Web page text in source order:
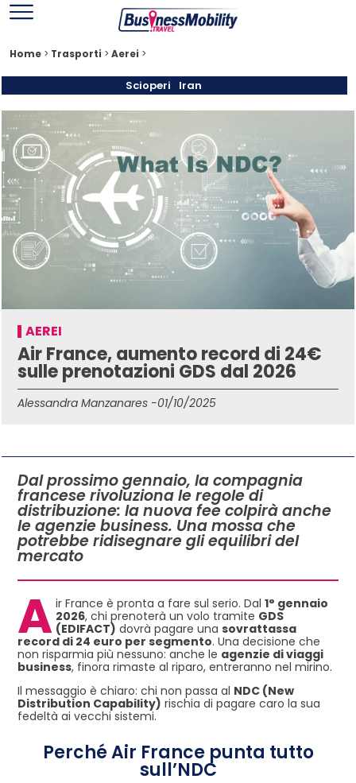
Home > Trasporti > Aerei >
Scioperi Iran
AEREI
Air France, aumento record di 24€
sulle prenotazioni GDS dal 2026
Alessandra Manzanares -01/10/2025
Dal prossimo gennaio, la compagnia
francese rivoluziona le regole di
distribuzione: la nuova fee colpirà anche
le agenzie business. Una mossa che
potrebbe ridisegnare gli equilibri del
mercato
A ir France è pronta a fare sul serio. Dal 1° gennaio
2026, chi prenoterà un volo tramite GDS
(EDIFACT) dovrà pagare una sovrattassa
record di 24 euro per segmento. Una decisione che
non risparmia più nessuno: anche le agenzie di viaggi
business, finora rimaste al riparo, entreranno nel mirino.
Il messaggio è chiaro: chi non passa al NDC (New
Distribution Capability) rischia di pagare caro la sua
fedeltà ai vecchi sistemi.
Perché Air France punta tutto
sull’NDC